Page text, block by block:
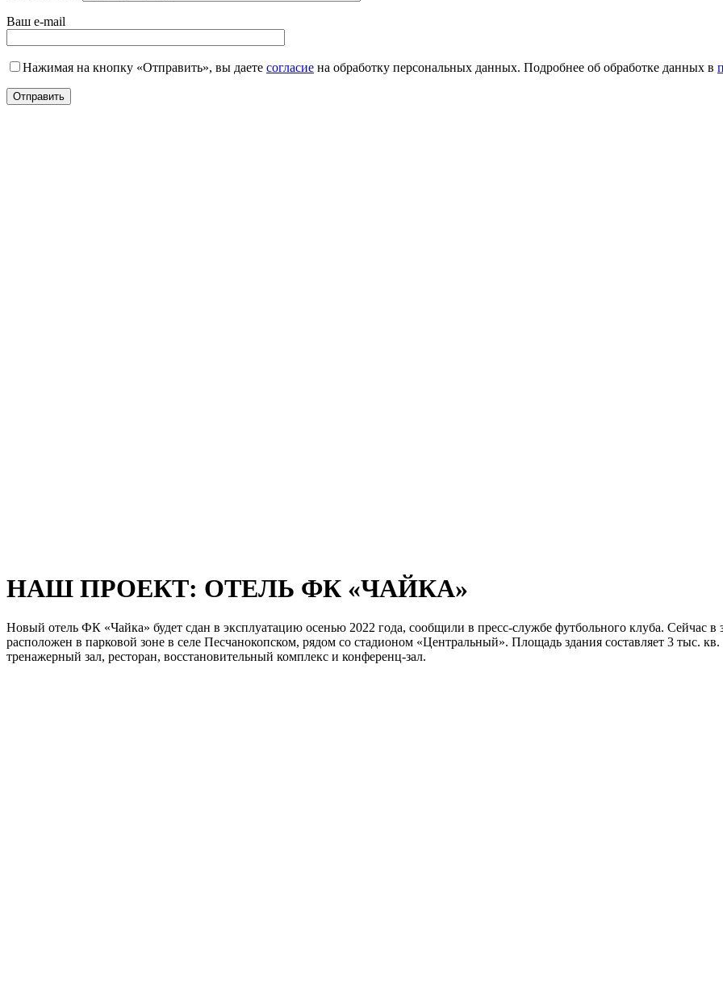
Ваш e-mail
Нажимая на кнопку «Отправить», вы даете согласие на обработку персональных данных. Подробнее об обработке данных в
НАШ ПРОЕКТ: ОТЕЛЬ ФК «ЧАЙКА»
Новый отель ФК «Чайка» будет сдан в эксплуатацию осенью 2022 года, сообщили в пресс-службе футбольного клуба. Сейчас в
расположен в парковой зоне в селе Песчанокопском, рядом со стадионом «Центральный». Площадь здания составляет 3 тыс.
тренажерный зал, ресторан, восстановительный комплекс и конференц-зал.